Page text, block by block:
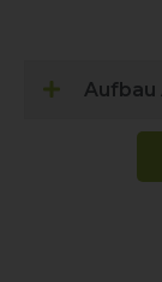
Aufbau